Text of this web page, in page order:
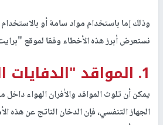
وذلك إما باستخدام مواد سامة أو
نستعرض أبرز هذه الأخطاء وفقالموقع
1. المواقد "الدفايات النارية"
يمكن أن تلوث المواقد والأفران الهواء داخل
الجهاز التنفسي، فإن الدخان الناتج عن هذه